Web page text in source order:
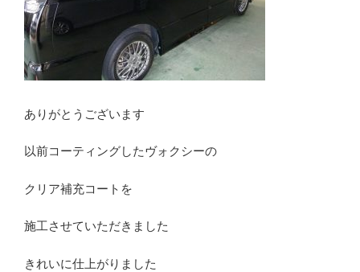
ありがとうございます
以前コーティングしたヴォクシーの
クリア補充コートを
施工させていただきました
きれいに仕上がりました